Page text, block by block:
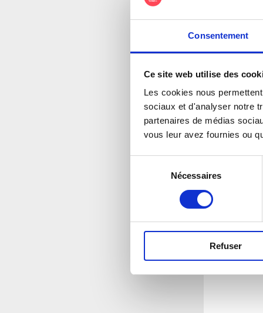
Consentement
Ce site web utilise des
Les cookies nous
sociaux et d'analyser notre
partenaires de médias
vous leur avez fournies ou
consentement
Nécessaires
Refuser